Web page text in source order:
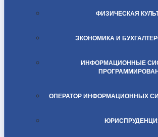
ФИЗИЧЕСКАЯ
ЭКОНОМИКА И
ИНФОРМАЦИОННЫЕ
ОПЕРАТОР ИНФОРМАЦИОННЫХ